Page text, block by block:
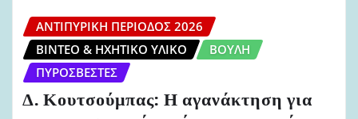
ΑΝΤΙΠΥΡΙΚΉ ΠΕΡΊΟΔΟΣ 2026
ΒΊΝΤΕΟ & ΗΧΗΤΙΚΌ ΥΛΙΚΌ
ΒΟΥΛΉ
ΠΥΡΟΣΒΈΣΤΕΣ
Δ. Κουτσούμπας: Η αγανάκτηση για